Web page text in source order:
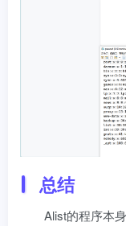
总结
Alist的程序本